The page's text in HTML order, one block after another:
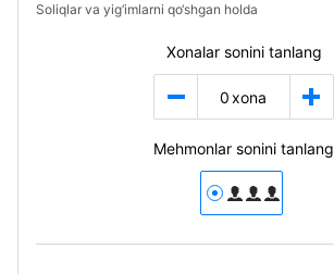
Soliqlar va yig‘imlarni qo‘shgan holda
Xonalar sonini tanlang
0 xona
Mehmonlar sonini tanlang